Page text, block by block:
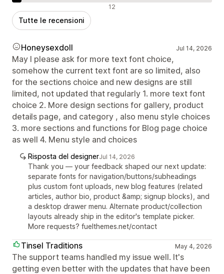
Recensioni negative 12
Tutte le recensioni
Honeysexdoll Jul 14, 2026
May I please ask for more text font choice,
somehow the current text font are so limited, also
for the sections choice and new designs are still
limited, not updated that regularly 1. more text font
choice 2. More design sections for gallery, product
details page, and category , also menu style choices
3. more sections and functions for Blog page choice
as well 4. Menu style and choices
Risposta del designerJul 14, 2026
Thank you — your feedback shaped our next update:
separate fonts for navigation/buttons/subheadings
plus custom font uploads, new blog features (related
articles, author bio, product &amp; signup blocks), and
a desktop drawer menu. Alternate product/collection
layouts already ship in the editor's template picker.
More requests? fuelthemes.net/contact
Tinsel Traditions May 4, 2026
The support teams handled my issue well. It's
getting even better with the updates that have been